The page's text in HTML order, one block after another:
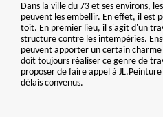
Dans la ville du 73 et ses environs,
peuvent les embellir. En effet, il est
toit. En premier lieu, il s'agit d'un
structure contre les intempéries.
peuvent apporter un certain charme
doit toujours réaliser ce genre de
proposer de faire appel à
délais convenus.